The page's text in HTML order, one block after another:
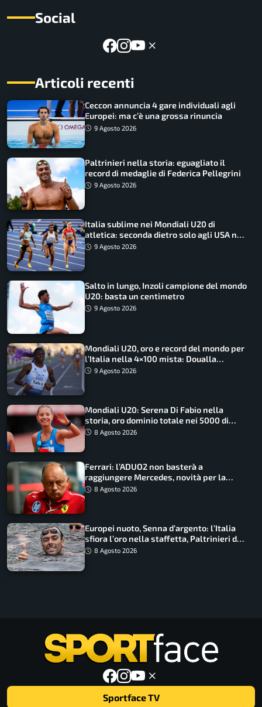
Social
Articoli recenti
Ceccon annuncia 4 gare individuali agli
Europei: ma c’è una grossa rinuncia
9 Agosto 2026
Paltrinieri nella storia: eguagliato il
record di medaglie di Federica Pellegrini
9 Agosto 2026
Italia sublime nei Mondiali U20 di
atletica: seconda dietro solo agli USA nel
medagliere
9 Agosto 2026
Salto in lungo, Inzoli campione del mondo
U20: basta un centimetro
9 Agosto 2026
Mondiali U20, oro e record del mondo per
l’Italia nella 4×100 mista: Doualla
straordinaria
9 Agosto 2026
Mondiali U20: Serena Di Fabio nella
storia, oro dominio totale nei 5000 di
marcia
8 Agosto 2026
Ferrari: l’ADUO2 non basterà a
raggiungere Mercedes, novità per la
Macarena
8 Agosto 2026
Europei nuoto, Senna d’argento: l’Italia
sfiora l’oro nella staffetta, Paltrinieri da
urlo, il bilancio azzurro
8 Agosto 2026
Sportface TV